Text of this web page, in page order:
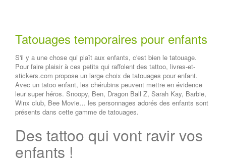
Tatouages temporaires pour enfants
S'il y a une chose qui plaît aux enfants, c'est bien le tatouage.
Pour faire plaisir à ces petits qui raffolent des tattoo, livres-et-
stickers.com propose un large choix de tatouages pour enfant.
Avec un tatoo enfant, les chérubins peuvent mettre en évidence
leur super héros. Snoopy, Ben, Dragon Ball Z, Sarah Kay, Barbie,
Winx club, Bee Movie… les personnages adorés des enfants sont
présents dans cette gamme de tatouages.
Des tattoo qui vont ravir vos
enfants !